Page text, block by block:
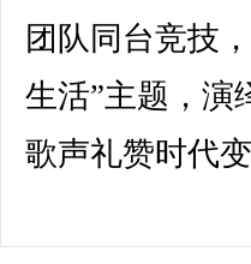
团队同台竞技
生活”主题，演
歌声礼赞时代